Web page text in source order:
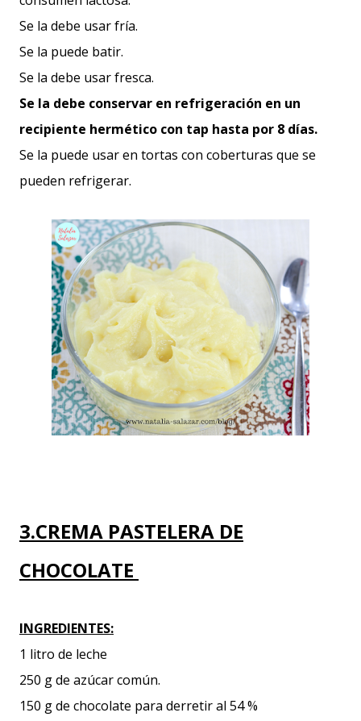
Se la debe usar fría.
Se la puede batir.
Se la debe usar fresca.
Se la debe conservar en refrigeración en un
recipiente hermético con tap hasta por 8 días.
Se la puede usar en tortas con coberturas que se
pueden refrigerar.
3.CREMA PASTELERA DE
CHOCOLATE
INGREDIENTES:
1 litro de leche
250 g de azúcar común.
150 g de chocolate para derretir al 54 %